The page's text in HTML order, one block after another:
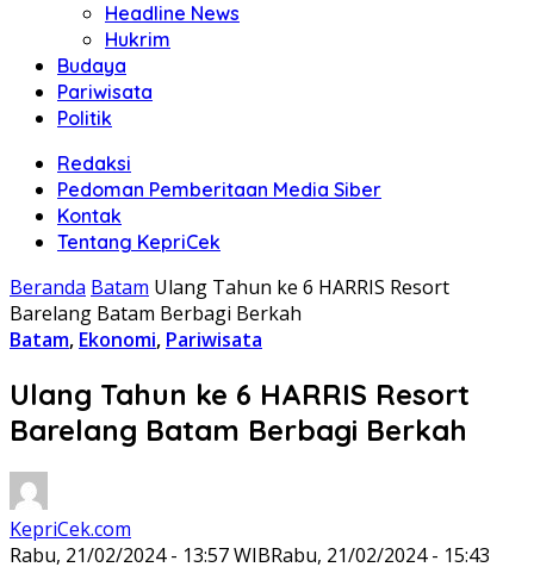
Headline News
Hukrim
Budaya
Pariwisata
Politik
Redaksi
Pedoman Pemberitaan Media Siber
Kontak
Tentang KepriCek
Beranda Batam Ulang Tahun ke 6 HARRIS Resort
Barelang Batam Berbagi Berkah
Batam, Ekonomi, Pariwisata
Ulang Tahun ke 6 HARRIS Resort
Barelang Batam Berbagi Berkah
KepriCek.com
Rabu, 21/02/2024 - 13:57 WIBRabu, 21/02/2024 - 15:43